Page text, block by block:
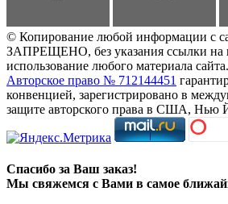
© Копирование любой информации с
ЗАПРЕЩЕНО, без указания ссылки на
использование любого материала сайта.
Авторское право № 712144451
конвенцией, зарегистрировано в
защите авторского права в США, Нью
Спасибо за Ваш заказ!
Мы свяжемся с Вами в самое